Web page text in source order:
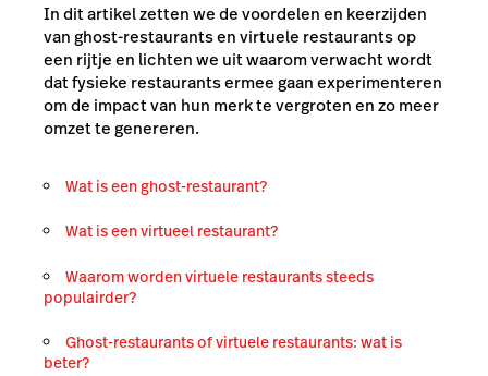
In dit artikel zetten we de voordelen en keerzijden
van ghost-restaurants en virtuele restaurants op
een rijtje en lichten we uit waarom verwacht wordt
dat fysieke restaurants ermee gaan experimenteren
om de impact van hun merk te vergroten en zo meer
omzet te genereren.
Wat is een ghost-restaurant?
Wat is een virtueel restaurant?
Waarom worden virtuele restaurants steeds
populairder?
Ghost-restaurants of virtuele restaurants: wat is
beter?